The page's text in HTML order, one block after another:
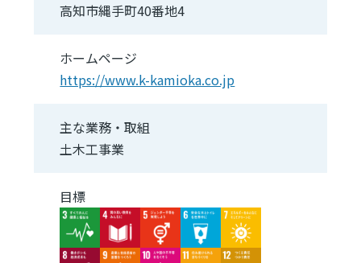
高知市縄手町40番地4
ホームページ
https://www.k-kamioka.co.jp
主な業務・取組
土木工事業
目標
Image
Image Image Image Image
Image Image Image Image Image